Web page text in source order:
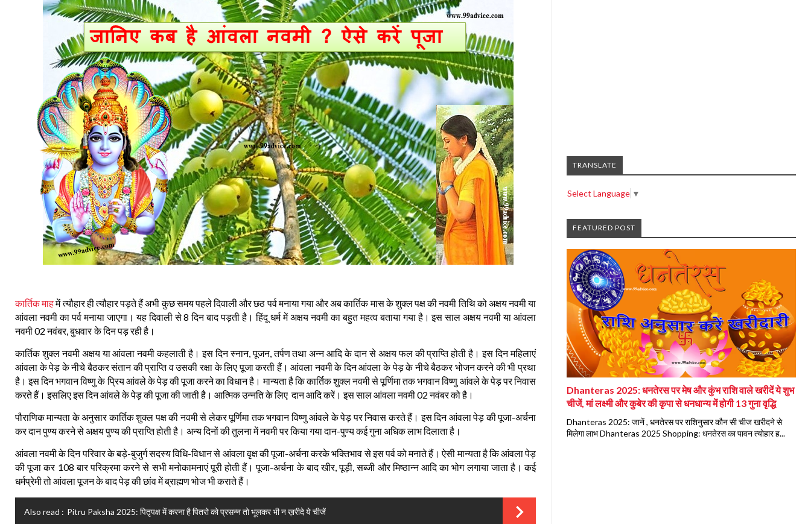
कार्तिकमाहमेंत्यौहारहीत्यौहारपड़तेहैंअभीकुछसमयपहलेदिवालीऔरछठपर्वमनायागयाऔरअबकार्तिकमासकेशुक्लपक्षकीनवमीतिथिकोअक्षयनवमीया
आंवलानवमीकापर्वमनायाजाएगा। यहदिवालीसे8दिनबादपड़तीहै। हिंदूधर्ममेंअक्षयनवमीकाबहुतमहत्वबतायागयाहै। इससालअक्षयनवमीयाआंवला
नवमी02नवंबर,बुधवारकेदिनपड़रहीहै।
कार्तिक शुक्ल नवमी अक्षय या आंवला नवमी कहलाती है। इस दिन स्नान,पूजन,तर्पण तथा अन्न आदि के दान से अक्षय फल की प्राप्ति होती है। इस दिन महिलाएं
आंवला के पेड़ के नीचे बैठकर संतान की प्राप्ति व उसकी रक्षा के लिए पूजा करती हैं। आंवला नवमी के दिन आंवला के पेड़ के नीचे बैठकर भोजन करने की भी प्रथा
है। इसदिनभगवानविष्णु केप्रिय आंवलेकेपेड़कीपूजाकरनेकाविधानहै। मान्यताहैकिकार्तिकशुक्लनवमीसेपूर्णिमातकभगवानविष्णु आंवलेकेपेड़परनिवास
करतेहैं। इसलिएइसदिनआंवलेकेपेड़कीपूजाकीजातीहै। आत्मिकउन्नतिकेलिए दानआदिकरें। इससालआंवलानवमी02नवंबरकोहै।
पौराणिक मान्यता के अनुसार कार्तिक शुक्ल पक्ष की नवमी से लेकर पूर्णिमा तक भगवान विष्णु आंवले के पेड़ पर निवास करते हैं। इस दिन आंवला पेड़ की पूजा-अर्चना
करदानपुण्यकरनेसेअक्षयपुण्यकीप्राप्तिहोतीहै। अन्यदिनोंकीतुलनामेंनवमीपरकियागयादान-पुण्यकईगुनाअधिकलाभदिलाताहै।
आंवलानवमीकेदिनपरिवारकेबड़े-बुजुर्गसदस्यविधि-विधानसे आंवलावृक्षकीपूजा-अर्चनाकरकेभक्तिभाव सेइसपर्वकोमनातेहैं। ऐसी मान्यताहैकिआंवलापेड़
की पूजा कर108बार परिक्रमा करने से सभी मनोकामनाएं पूरी होती हैं। पूजा-अर्चना के बाद खीर,पूड़ी,सब्जी और मिष्ठान्न आदि का भोग लगाया जाता है। कई
धर्मप्रेमीतोआंवलापूजनकेबादपेड़कीछांवमेंब्राह्मणभोजभीकरातेहैं।
Also read : Pitru Paksha 2025: पितृपक्ष में करना है पितरो को प्रसन्न तो भूलकर भी न ख़रीदे ये चीजें
TRANSLATE
Select Language ▼
FEATURED POST
Dhanteras 2025: धनतेरस पर मेष और कुंभ राशि वाले खरीदें ये शुभ
चीजें, मां लक्ष्मी और कुबेर की कृपा से धनधान्य में होगी 13 गुना वृद्धि
Dhanteras 2025: जानें , धनतेरस पर राशिनुसार कौन सी चीज खरीदने से
मिलेगा लाभ Dhanteras 2025 Shopping: धनतेरस का पावन त्योहार ह...